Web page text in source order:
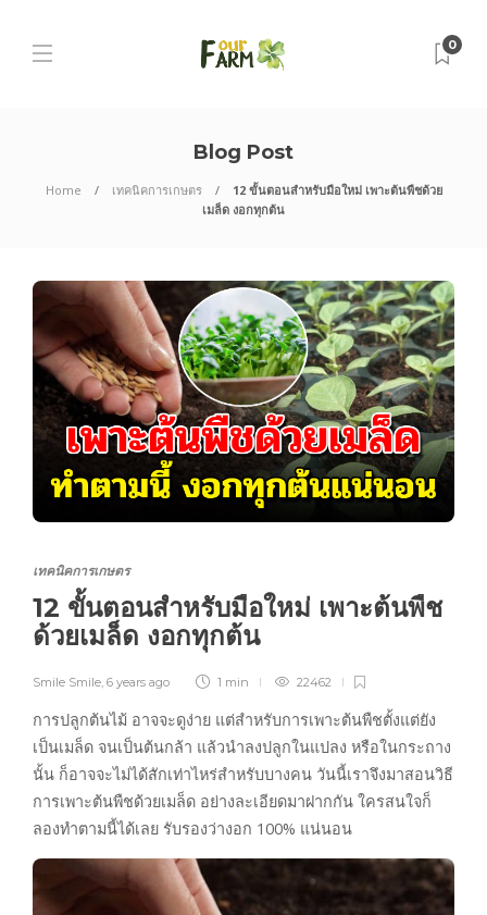
0
Blog Post
Home เทคนิคการเกษตร
12 ขั้นตอนสำหรับมือใหม่ เพาะต้นพืชด้วย
เมล็ด งอกทุกต้น
เทคนิคการเกษตร
12 ขั้นตอนสำหรับมือใหม่ เพาะต้นพืช
ด้วยเมล็ด งอกทุกต้น
Smile Smile 6 years ago 1 min 22462
การปลูกต้นไม้ อาจจะดูง่าย แต่สำหรับการเพาะต้นพืชตั้งแต่ยัง
เป็นเมล็ด จนเป็นต้นกล้า แล้วนำลงปลูกในแปลง หรือในกระถาง
นั้น ก็อาจจะไม่ได้สักเท่าไหร่สำหรับบางคน วันนี้เราจึงมาสอนวิธี
การเพาะต้นพืชด้วยเมล็ด อย่างละเอียดมาฝากกัน ใครสนใจก็
ลองทำตามนี้ได้เลย รับรองว่างอก 100% แน่นอน